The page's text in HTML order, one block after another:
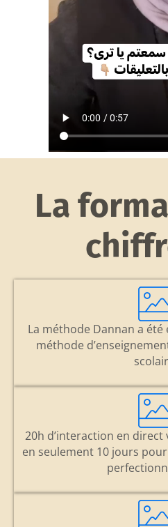
La
La méthode Dannan a
méthode
20h d’interaction en
en seulement 10 jours